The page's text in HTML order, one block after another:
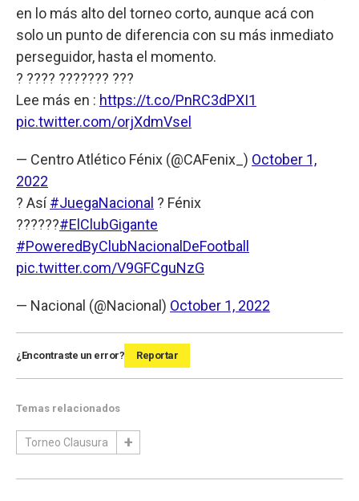
en lo más alto del torneo corto, aunque acá con
solo un punto de diferencia con su más inmediato
perseguidor, hasta el momento.
? ???? ??????? ???
Lee más en : https://t.co/PnRC3dPXI1
pic.twitter.com/orjXdmVsel
— Centro Atlético Fénix (@CAFenix_) October 1,
2022
? Así#JuegaNacional ? Fénix
??????#ElClubGigante
#PoweredByClubNacionalDeFootball
pic.twitter.com/V9GFCguNzG
— Nacional (@Nacional) October 1, 2022
¿Encontraste un error? Reportar
Temas relacionados
Torneo Clausura